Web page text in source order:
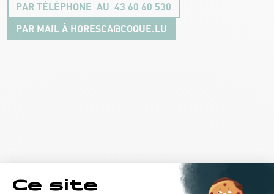
PAR TÉLÉPHONE AU 43 60 60 530
PAR MAIL À HORESCA@COQUE.LU